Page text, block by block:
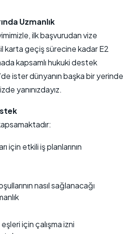
Uzmanlık
ilk başvurudan vize
karta geçiş sürecine kadar E2
kapsamlı hukuki destek
ister dünyanın başka bir yerinde
yanınızdayız.
için etkili iş planlarının
nasıl sağlanacağı
için çalışma izni